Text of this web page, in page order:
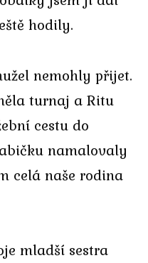
hodily.
nemohly přijet.
turnaj a Ritu
cestu do
namalovaly
celá naše rodina
mladší sestra